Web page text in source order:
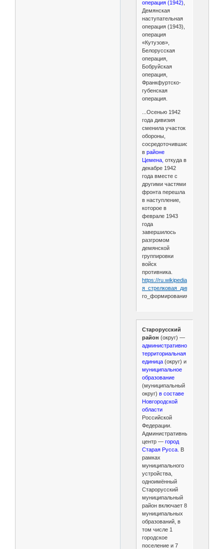
операция (1942)
Демянская
наступательная
операция (1943),
операция
«Кутузов»,
Белорусская
операция,
Бобруйская
операция,
Франкфуртско-
губенская
операция.
...Осенью 1942
года дивизия
сменила участок
обороны,
сосредоточившись
в районе
Цемена, откуда в
декабре 1942
года вместе с
другими частями
фронта перешла
в наступление,
которое в
феврале 1943
года
завершилось
разгромом
демянской
группировки
войск
противника.
https://ru.wikipedia.org/wiki/129-
я_стрелковая_дивизия_
го_формирования)
Старорусский
район (округ) —
административно-
территориальная
единица(округ) и
муниципальное
образование
(муниципальный
округ) в составе
Новгородской
области
Российской
Федерации.
Административный
центр — город
Старая Русса. В
рамках
муниципального
устройства,
одноимённый
Старорусский
муниципальный
район включает 8
муниципальных
образований, в
том числе 1
городское
поселение и 7